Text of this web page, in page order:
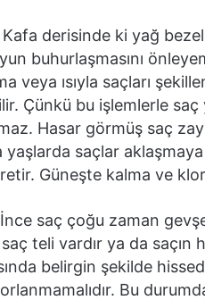
Kafa derisinde ki yağ
buhurlaşmasını
veya ısıyla saçları
Çünkü bu işlemlerle
Hasar görmüş saç
yaşlarda saçlar
Güneşte kalma ve
İnce saç çoğu zaman
teli vardır ya da
belirgin şekilde
Bu